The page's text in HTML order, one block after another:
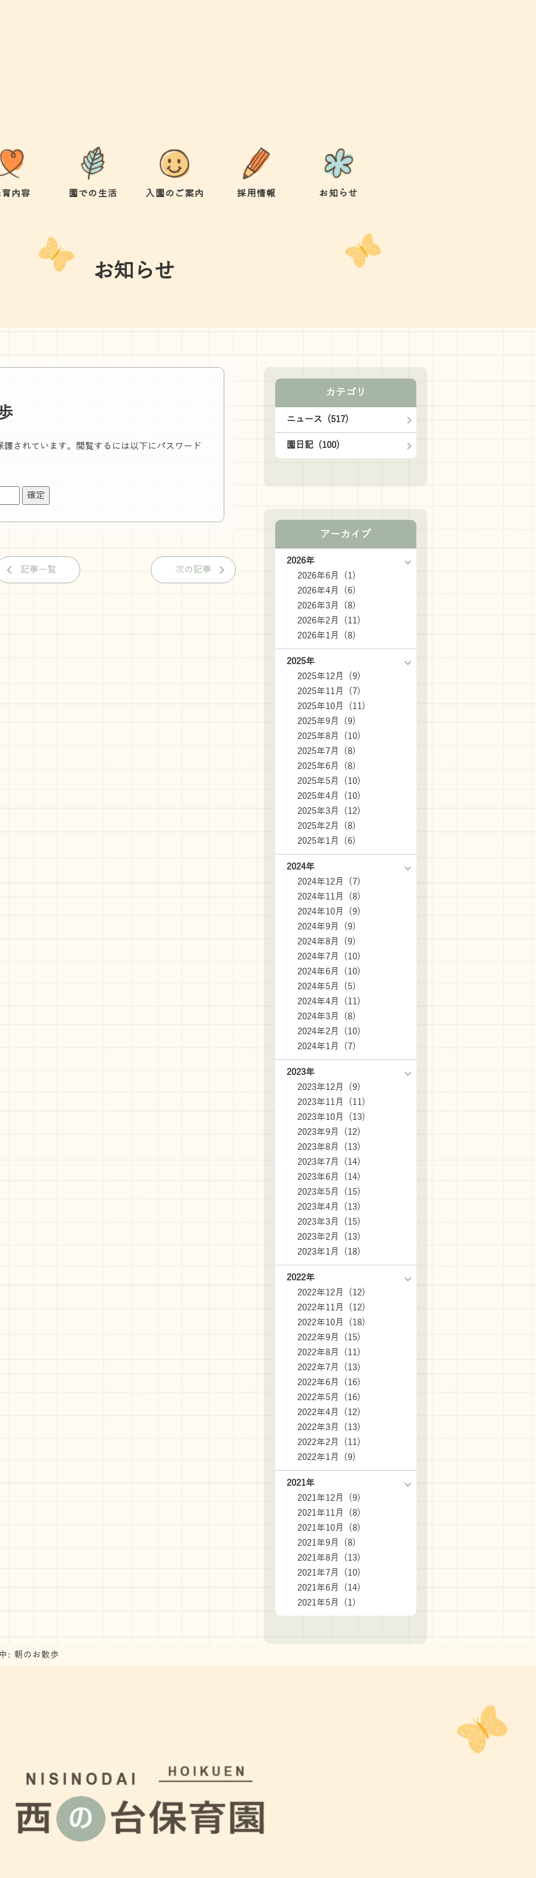
内容 園での生活 入園のご案内 採用情報 お知らせ
お知らせ
されています。閲覧するには以下にパスワード
記事一覧 次の記事
カテゴリ
ニュース (517)
園日記 (100)
アーカイブ
2026年
2026年6月 (1)
2026年4月 (6)
2026年3月 (8)
2026年2月 (11)
2026年1月 (8)
2025年
2025年12月 (9)
2025年11月 (7)
2025年10月 (11)
2025年9月 (9)
2025年8月 (10)
2025年7月 (8)
2025年6月 (8)
2025年5月 (10)
2025年4月 (10)
2025年3月 (12)
2025年2月 (8)
2025年1月 (6)
2024年
2024年12月 (7)
2024年11月 (8)
2024年10月 (9)
2024年9月 (9)
2024年8月 (9)
2024年7月 (10)
2024年6月 (10)
2024年5月 (5)
2024年4月 (11)
2024年3月 (8)
2024年2月 (10)
2024年1月 (7)
2023年
2023年12月 (9)
2023年11月 (11)
2023年10月 (13)
2023年9月 (12)
2023年8月 (13)
2023年7月 (14)
2023年6月 (14)
2023年5月 (15)
2023年4月 (13)
2023年3月 (15)
2023年2月 (13)
2023年1月 (18)
2022年
2022年12月 (12)
2022年11月 (12)
2022年10月 (18)
2022年9月 (15)
2022年8月 (11)
2022年7月 (13)
2022年6月 (16)
2022年5月 (16)
2022年4月 (12)
2022年3月 (13)
2022年2月 (11)
2022年1月 (9)
2021年
2021年12月 (9)
2021年11月 (8)
2021年10月 (8)
2021年9月 (8)
2021年8月 (13)
2021年7月 (10)
2021年6月 (14)
2021年5月 (1)
: 朝のお散歩